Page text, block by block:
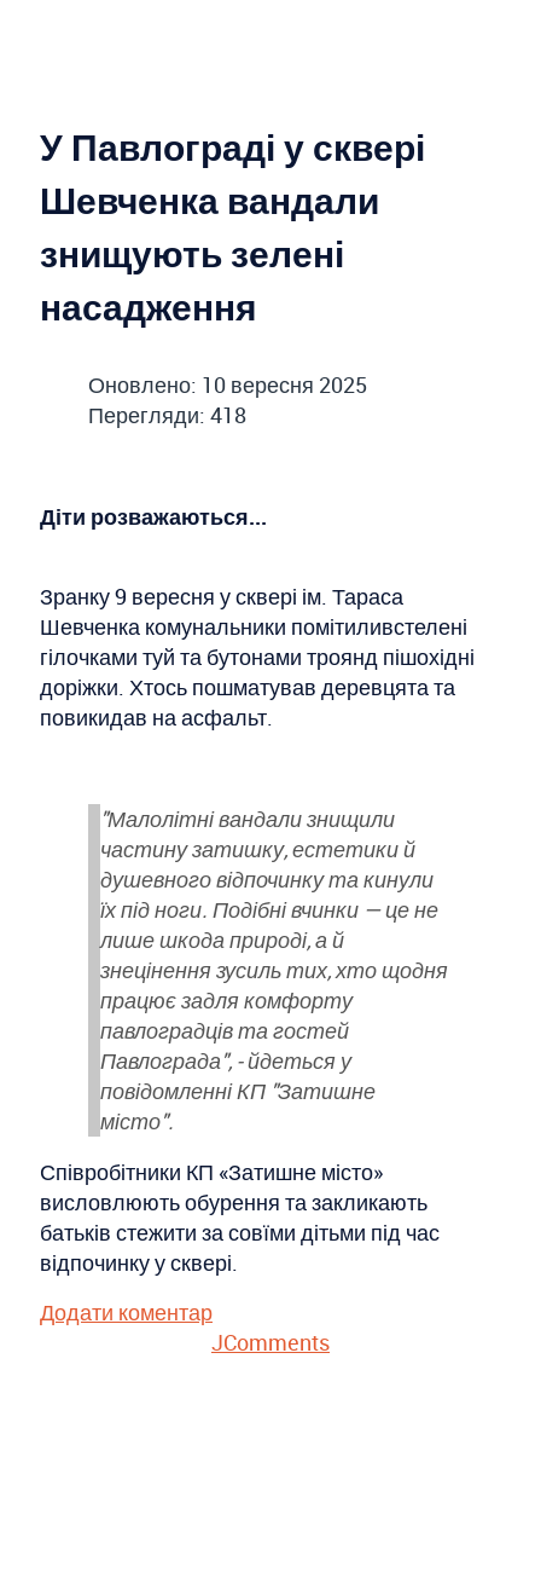
У Павлограді у сквері
Шевченка вандали
знищують зелені
насадження
Оновлено: 10 вересня 2025
Перегляди: 418
Діти розважаються...
Зранку 9 вересня у сквері ім. Тараса
Шевченка комунальники помітиливстелені
гілочками туй та бутонами троянд пішохідні
доріжки. Хтось пошматував деревцята та
повикидав на асфальт.
"Малолітні вандали знищили
частину затишку, естетики й
душевного відпочинку та кинули
їх під ноги. Подібні вчинки — це не
лише шкода природі, а й
знецінення зусиль тих, хто щодня
працює задля комфорту
павлоградців та гостей
Павлограда", - йдеться у
повідомленні КП "Затишне
місто".
Співробітники КП «Затишне місто»
висловлюють обурення та закликають
батьків стежити за совїми дітьми під час
відпочинку у сквері.
Додати коментар
JComments